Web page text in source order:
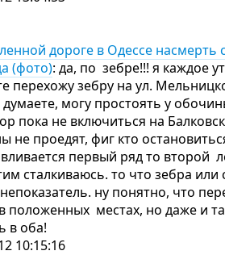
дороге в Одессе насмерть
(фото): да, по зебре!!! я каждое
перехожу зебру на ул.
могу простоять у
пока не включиться на
не проедят, фиг кто
первый ряд то второй
сталкиваюсь. то что зебра или
ну понятно, что
положенных местах, но даже и
в оба!
10:15:16